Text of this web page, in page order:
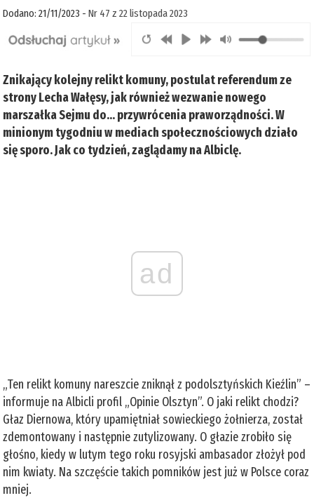
Dodano: 21/11/2023 -Nr 47 z 22 listopada 2023
Znikający kolejny relikt komuny, postulat referendum ze
strony Lecha Wałęsy, jak również wezwanie nowego
marszałka Sejmu do… przywrócenia praworządności. W
minionym tygodniu w mediach społecznościowych działo
się sporo. Jak co tydzień, zaglądamy na Albiclę.
ad
„Ten relikt komuny nareszcie zniknął z podolsztyńskich Kieźlin” –
informuje na Albicli profil „Opinie Olsztyn”. O jaki relikt chodzi?
Głaz Diernowa, który upamiętniał sowieckiego żołnierza, został
zdemontowany i następnie zutylizowany. O głazie zrobiło się
głośno, kiedy w lutym tego roku rosyjski ambasador złożył pod
nim kwiaty. Na szczęście takich pomników jest już w Polsce coraz
mniej.